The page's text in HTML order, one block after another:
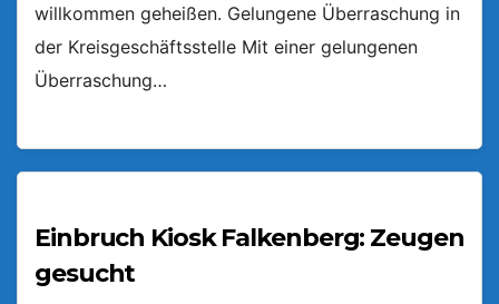
willkommen geheißen. Gelungene Überraschung in
der Kreisgeschäftsstelle Mit einer gelungenen
Überraschung…
Einbruch Kiosk Falkenberg: Zeugen
gesucht